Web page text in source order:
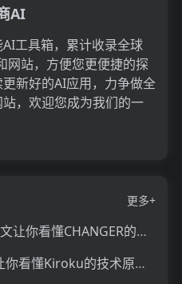
AI
工具箱，累计收录全球
网站，方便您更便捷的探
新好的AI应用，力争做全
，欢迎您成为我们的一
更多+
CHANGER是什么？一文让你看懂CHANGER的技术原理、主要功能、应用场景
Kiroku是什么？一文让你看懂Kiroku的技术原理、主要功能、应用场景